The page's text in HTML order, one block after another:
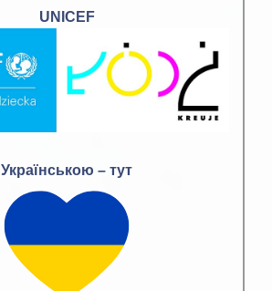
UNICEF
Українською – тут